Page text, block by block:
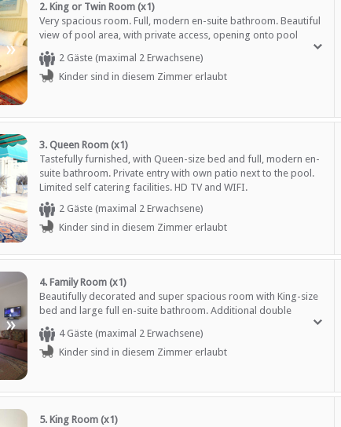
Weckrufe
Zugang für Rollstuhlfahrer
Kostenloser Tee / Kaffee
»
2. King or Twin Room (x1)
Very spacious room. Full, modern en-suite bathroom. Beautiful
view of pool area, with private access, opening onto pool
deck. Bar fridge, microwave, toaster for snacking. Satellite HD
TV and WIFI. Please request whether Twin or King beds on
booking confirmation.
2 Gäste (maximal 2 Erwachsene)
Kinder sind in diesem Zimmer erlaubt
»
3. Queen Room (x1)
Tastefully furnished, with Queen-size bed and full, modern en-
suite bathroom. Private entry with own patio next to the pool.
Limited self catering facilities. HD TV and WIFI.
2 Gäste (maximal 2 Erwachsene)
Kinder sind in diesem Zimmer erlaubt
»
4. Family Room (x1)
Beautifully decorated and super spacious room with King-size
bed and large full en-suite bathroom. Additional double
sleeper couch in room. PLEASE NOTE THIS IS ONLY SUITABLE
FOR CHILDREN. Satellite HD TV and WIFI.
4 Gäste (maximal 2 Erwachsene)
Kinder sind in diesem Zimmer erlaubt
5. King Room (x1)